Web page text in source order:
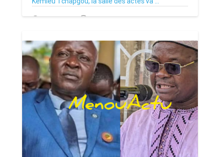
13/07/26 Par MenouActu 0